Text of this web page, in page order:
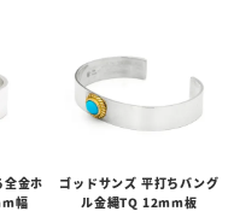
全金ホ
幅
ゴッドサンズ 平打ちバング
ル金縄TQ 12mm板